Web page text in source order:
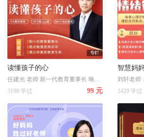
读懂孩子的心
任建光 老师 新一代教育董事长 晚点教育首席讲师 青少年素质教育专家 你将获得 影响百万人的教育方法 凝聚20年教育经验，实用的教育理念与方法 性格养成的引导策略 从小养成孩子好习惯，建立自信积极的人格 即学即用的沟通技巧 6个亲子沟通方法，让你不急不吼做最完美父母 学霸高效的提分秘笈 科学高效的学习方法，从根本上提升孩子学习成绩
3198 学过
99 元
2429 学过